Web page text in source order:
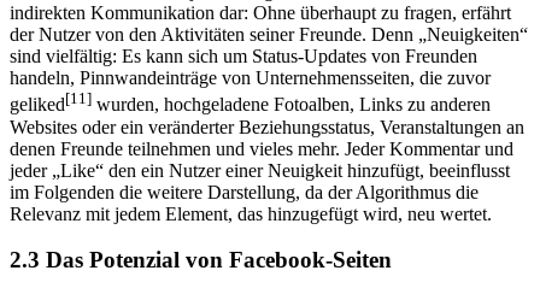
indirekten Kommunikation dar: Ohne überhaupt zu fragen, erfährt
der Nutzer von den Aktivitäten seiner Freunde. Denn „Neuigkeiten“
sind vielfältig: Es kann sich um Status-Updates von Freunden
handeln, Pinnwandeinträge von Unternehmensseiten, die zuvor
geliked[11] wurden, hochgeladene Fotoalben, Links zu anderen
Websites oder ein veränderter Beziehungsstatus, Veranstaltungen an
denen Freunde teilnehmen und vieles mehr. Jeder Kommentar und
jeder „Like“ den ein Nutzer einer Neuigkeit hinzufügt, beeinflusst
im Folgenden die weitere Darstellung, da der Algorithmus die
Relevanz mit jedem Element, das hinzugefügt wird, neu wertet.
2.3 Das Potenzial von Facebook-Seiten